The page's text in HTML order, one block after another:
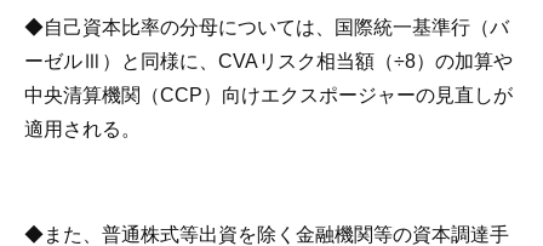
◆自己資本比率の分母については、国際統一基準行（バ
ーゼルⅢ）と同様に、CVAリスク相当額（÷8）の加算や
中央清算機関（CCP）向けエクスポージャーの見直しが
適用される。
◆また、普通株式等出資を除く金融機関等の資本調達手